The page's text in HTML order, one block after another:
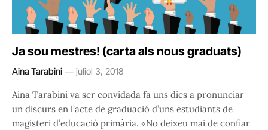
Ja sou mestres! (carta als nous graduats)
Aina Tarabini juliol 3, 2018
Aina Tarabini va ser convidada fa uns dies a pronunciar
un discurs en l’acte de graduació d’uns estudiants de
magisteri d’educació primària. «No deixeu mai de confiar